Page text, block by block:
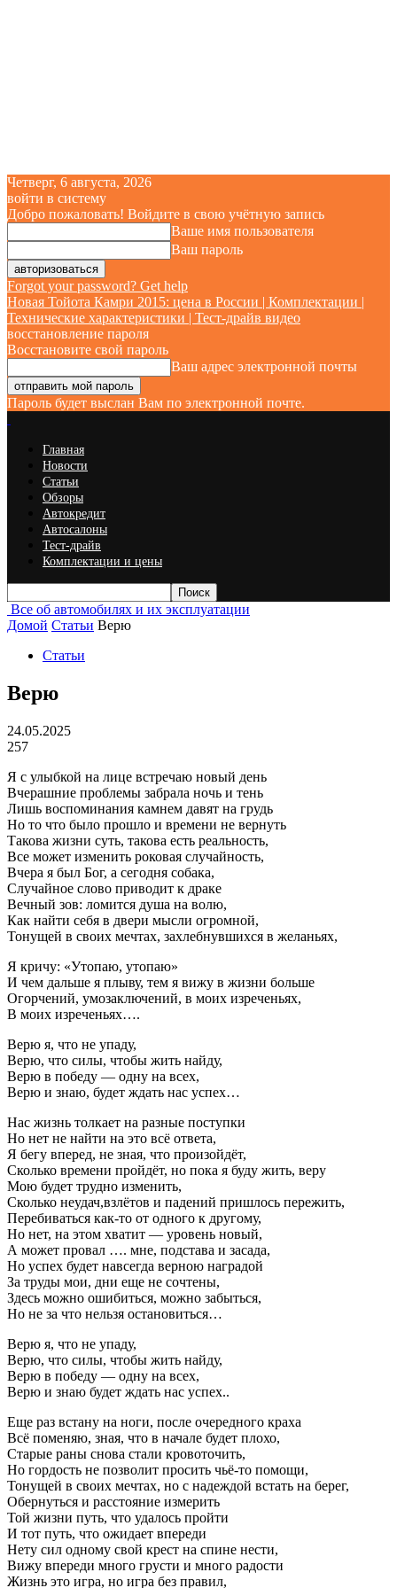
Четверг, 6 августа, 2026
войти в систему
Добро пожаловать! Войдите в свою учётную запись
Ваше имя пользователя
Ваш пароль
Forgot your password? Get help
Новая Тойота Камри 2015: цена в России | Комплектации |
Технические характеристики | Тест-драйв видео
восстановление пароля
Восстановите свой пароль
Ваш адрес электронной почты
Пароль будет выслан Вам по электронной почте.
Главная
Новости
Статьи
Обзоры
Автокредит
Автосалоны
Тест-драйв
Комплектации и цены
Все об автомобилях и их эксплуатации
Домой Статьи Верю
Статьи
Верю
24.05.2025
257
Я с улыбкой на лице встречаю новый день
Вчерашние проблемы забрала ночь и тень
Лишь воспоминания камнем давят на грудь
Но то что было прошло и времени не вернуть
Такова жизни суть, такова есть реальность,
Все может изменить роковая случайность,
Вчера я был Бог, а сегодня собака,
Случайное слово приводит к драке
Вечный зов: ломится душа на волю,
Как найти себя в двери мысли огромной,
Тонущей в своих мечтах, захлебнувшихся в желаньях,
Я кричу: «Утопаю, утопаю»
И чем дальше я плыву, тем я вижу в жизни больше
Огорчений, умозаключений, в моих изреченьях,
В моих изреченьях….
Верю я, что не упаду,
Верю, что силы, чтобы жить найду,
Верю в победу — одну на всех,
Верю и знаю, будет ждать нас успех…
Нас жизнь толкает на разные поступки
Но нет не найти на это всё ответа,
Я бегу вперед, не зная, что произойдёт,
Сколько времени пройдёт, но пока я буду жить, веру
Мою будет трудно изменить,
Сколько неудач,взлётов и падений пришлось пережить,
Перебиваться как-то от одного к другому,
Но нет, на этом хватит — уровень новый,
А может провал …. мне, подстава и засада,
Но успех будет навсегда верною наградой
За труды мои, дни еще не сочтены,
Здесь можно ошибиться, можно забыться,
Но не за что нельзя остановиться…
Верю я, что не упаду,
Верю, что силы, чтобы жить найду,
Верю в победу — одну на всех,
Верю и знаю будет ждать нас успех..
Еще раз встану на ноги, после очередного краха
Всё поменяю, зная, что в начале будет плохо,
Старые раны снова стали кровоточить,
Но гордость не позволит просить чьё-то помощи,
Тонущей в своих мечтах, но с надеждой встать на берег,
Обернуться и расстояние измерить
Той жизни путь, что удалось пройти
И тот путь, что ожидает впереди
Нету сил одному свой крест на спине нести,
Вижу впереди много грусти и много радости
Жизнь это игра, но игра без правил,